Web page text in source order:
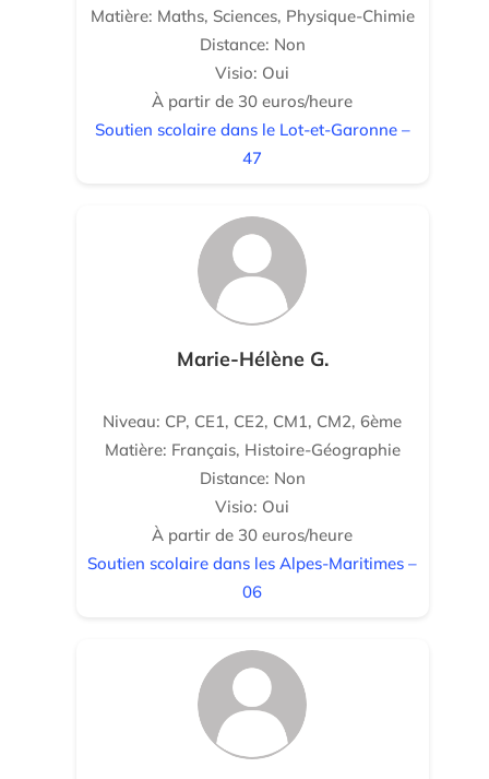
Matière: Maths, Sciences, Physique-Chimie
Distance: Non
Visio: Oui
À partir de 30 euros/heure
Soutien scolaire dans le Lot-et-Garonne –
47
Marie-Hélène G.
Niveau: CP, CE1, CE2, CM1, CM2, 6ème
Matière: Français, Histoire-Géographie
Distance: Non
Visio: Oui
À partir de 30 euros/heure
Soutien scolaire dans les Alpes-Maritimes –
06